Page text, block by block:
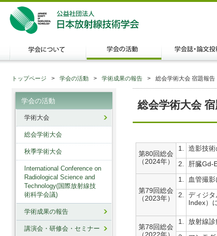
トップページ 学会の活動 学術成果の報告 総会学術大会 宿題報告
総会学術大会
第80回総会
（2024年）
1. 造影技
2. 肝臓Gd-
第79回総会
（2023年）
1. 血管撮
2.
ディジ
Index）
第78回総会
1. 放射線
学会の活動
学術大会
総会学術大会
秋季学術大会
International Conference on
Radiological Science and
Technology(国際放射線技
術科学会議)
学術成果の報告
講演会・研修会・セミナー